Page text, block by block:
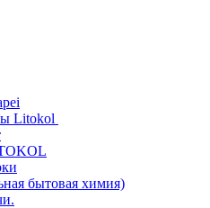
Litokol
бытовая химия)